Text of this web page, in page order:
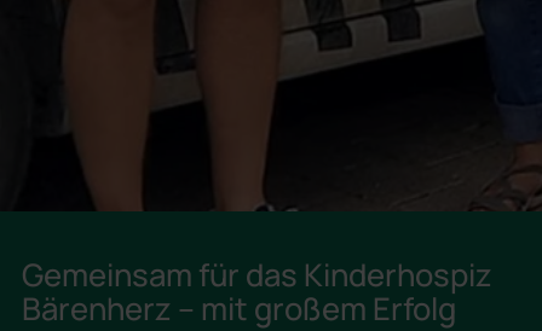
Gemeinsam für das Kinderhospiz
Bärenherz – mit großem Erfolg